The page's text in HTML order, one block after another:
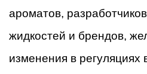
ароматов,
жидкостей и брендов,
изменения в регуляциях